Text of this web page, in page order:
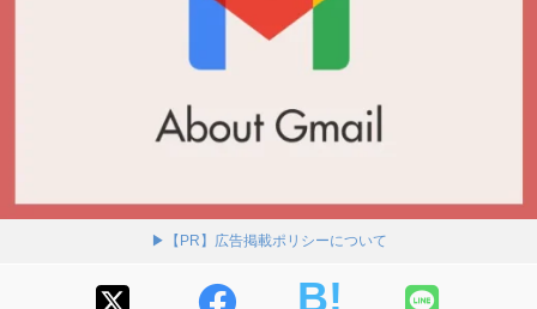
▶【PR】広告掲載ポリシーについて